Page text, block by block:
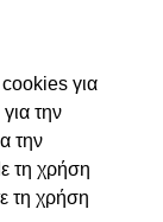
για
την
την
τη χρήση
τη χρήση